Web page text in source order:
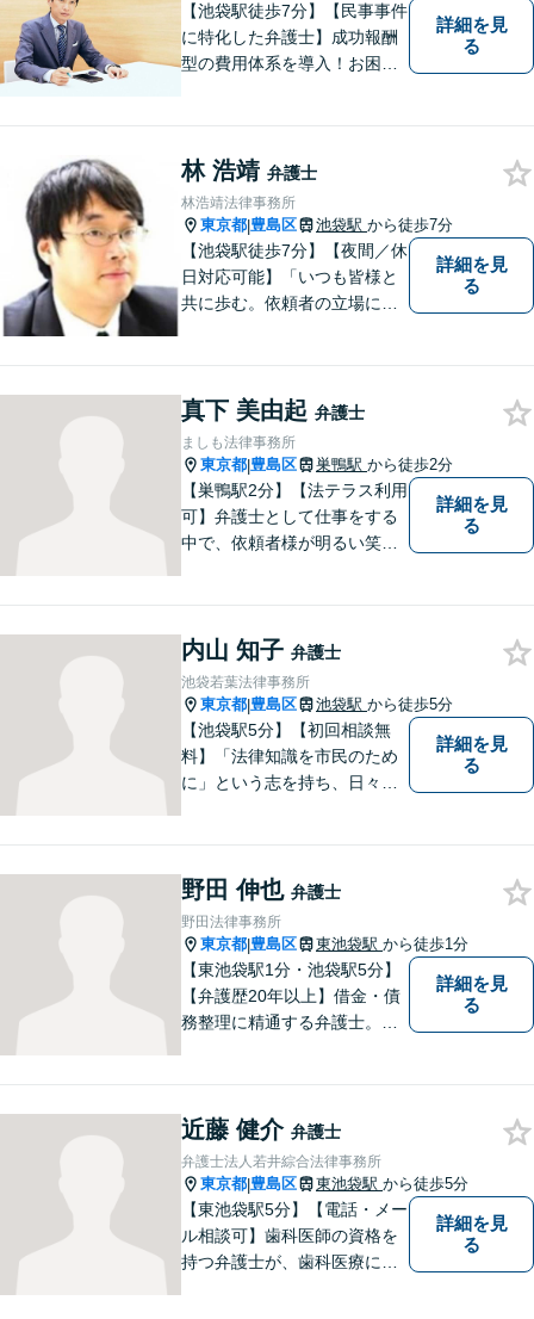
【池袋駅徒歩7分】【民事事件
に特化した弁護士】成功報酬
型の費用体系を導入！お困り
で広く取り扱い、幅広い分野
で実績あり！【完全個室対
応】
詳細を見
る
林 浩靖 弁護士
林浩靖法律事務所
東京都|豊島区 池袋駅 から徒歩7分
【池袋駅徒歩7分】【夜間／休
日対応可能】「いつも皆様と
共に歩む。依頼者の立場に立
務など幅広く対応可能。【地
域に根ざした弁護士】依頼者
の立場から最適の解決方法を
ご提案します。
詳細を見
る
真下 美由起 弁護士
ましも法律事務所
東京都|豊島区 巣鴨駅 から徒歩2分
【巣鴨駅2分】【法テラス利用
可】弁護士として仕事をする
中で、依頼者様が明るい笑顔
ど、zoomを使った面談やお近
くの会議室などに私が出向い
てのご相談も行っておりま
す。
詳細を見
る
内山 知子 弁護士
池袋若葉法律事務所
東京都|豊島区 池袋駅 から徒歩5分
【池袋駅5分】【初回相談無
料】「法律知識を市民のため
に」という志を持ち、日々弁
の経験と持ち前の情熱で手厚
くサポートさせていただきま
す。【フランス語対応可能】
詳細を見
る
野田 伸也 弁護士
野田法律事務所
東京都|豊島区 東池袋駅 から徒歩1分
【東池袋駅1分・池袋駅5分】
【弁護歴20年以上】借金・債
務整理に精通する弁護士。個
者様に笑顔になっていただけ
るよう、最善を尽くしてまい
ります。
詳細を見
る
近藤 健介 弁護士
弁護士法人若井綜合法律事務所
東京都|豊島区 東池袋駅 から徒歩5分
【東池袋駅5分】【電話・メー
ル相談可】歯科医師の資格を
持つ弁護士が、歯科医療に関
詳細を見
る